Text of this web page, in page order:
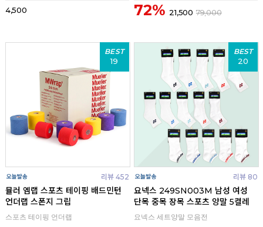
4,500 72% 21,500 79,000
BEST
19
리뷰 452
뮬러 엠랩 스포츠 테이핑 배드민턴
언더랩 스폰지 그립
스포츠 테이핑 언더랩
BEST
20
리뷰 80
요넥스 249SN003M 남성 여성
단목 중목 장목 스포츠 양말 5켤레
요넥스 세트양말 모음전